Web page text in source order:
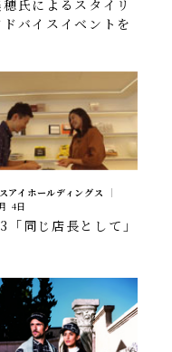
氏によるスタイリ
ドバイスイベントを
アイホールディングス
4日
同じ店長として」